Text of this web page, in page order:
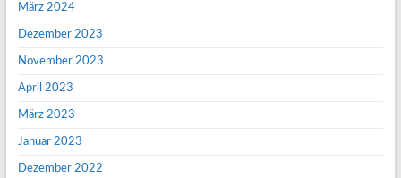
März 2024
Dezember 2023
November 2023
April 2023
März 2023
Januar 2023
Dezember 2022